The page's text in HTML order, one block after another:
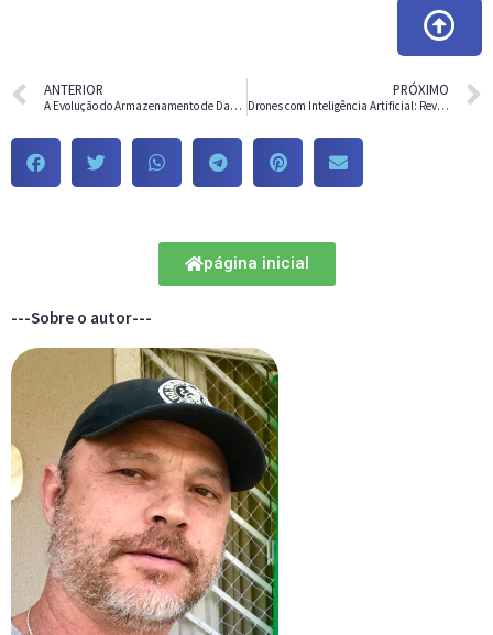
ANTERIOR
A Evolução do Armazenamento de Dados: Da Fita Perfurada à Nuvem
PRÓXIMO
Drones com Inteligência Artificial: Revolucionando o Voo Tecnológico
página inicial
---Sobre o autor---